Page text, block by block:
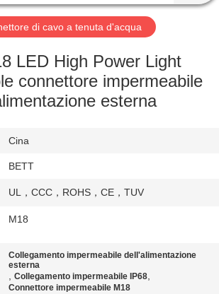
di cavo a tenuta d'acqua
LED High Power Light
connettore impermeabile
esterna
Cina
BETT
UL，CCC，ROHS，CE，TUV
M18
Collegamento impermeabile dell'alimentazione
esterna
,Collegamento impermeabile IP68,
Connettore impermeabile M18